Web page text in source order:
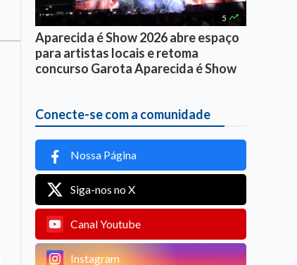
5 
Aparecida é Show 2026 abre espaço
para artistas locais e retoma
concurso Garota Aparecida é Show
Conecte-se com a comunidade
Nossa Página
Siga-nos no X
Canal Youtube
Instagram